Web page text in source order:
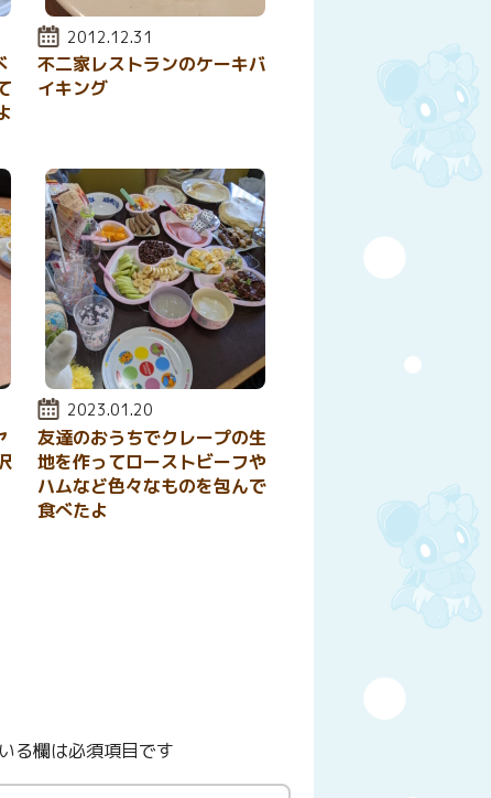
投稿日:
2012.12.31
不二家レストランのケーキバ
イキング
投稿日:
2023.01.20
友達のおうちでクレープの生
地を作ってローストビーフや
ハムなど色々なものを包んで
食べたよ
る欄は必須項目です